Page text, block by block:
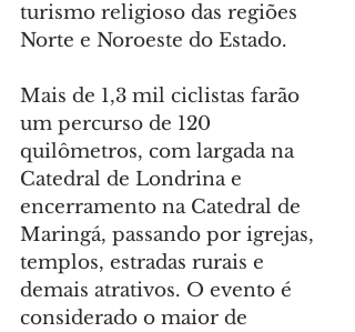
turismo religioso das regiões
Norte e Noroeste do Estado.
Mais de 1,3 mil ciclistas farão
um percurso de 120
quilômetros, com largada na
Catedral de Londrina e
encerramento na Catedral de
Maringá, passando por igrejas,
templos, estradas rurais e
demais atrativos. O evento é
considerado o maior de